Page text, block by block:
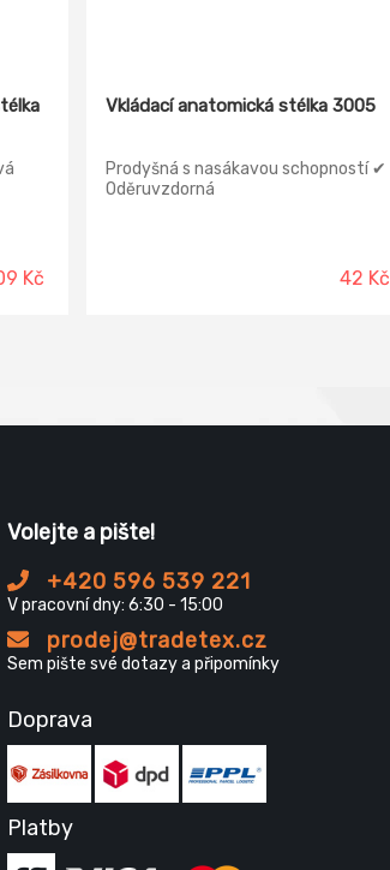
Kč
Vkládací anatomická stélka 3005
Prodyšná s nasákavou schopností ✔
Oděruvzdorná
42 Kč
Volejte a pište!
+420 596 539 221
V pracovní dny: 6:30 - 15:00
prodej@tradetex.cz
Sem pište své dotazy a připomínky
Doprava
Platby